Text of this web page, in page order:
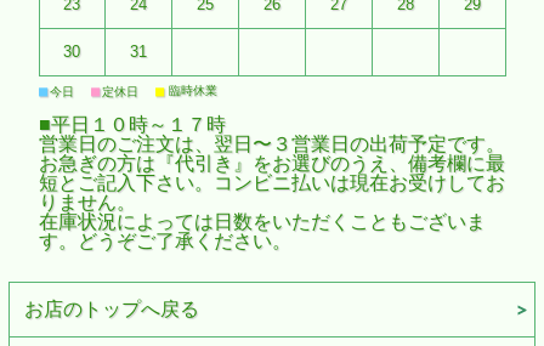
23 24 25 26 27 28 29
30 31
■今日 ■定休日 ■ 臨時休業
■平日１０時～１７時
営業日のご注文は、翌日〜３営業日の出荷予定です。
お急ぎの方は『代引き』をお選びのうえ、備考欄に最
短とご記入下さい。コンビニ払いは現在お受けしてお
りません。
在庫状況によっては日数をいただくこともございま
す。どうぞご了承ください。
お店のトップへ戻る